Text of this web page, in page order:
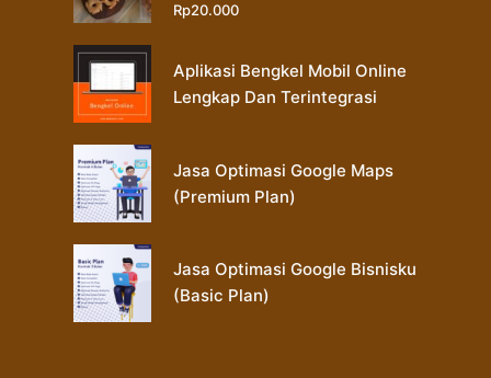
Rp20.000
Aplikasi Bengkel Mobil Online
Lengkap Dan Terintegrasi
Jasa Optimasi Google Maps
(Premium Plan)
Jasa Optimasi Google Bisnisku
(Basic Plan)